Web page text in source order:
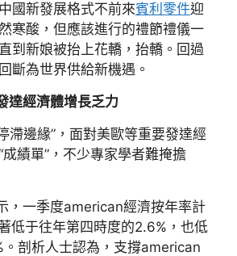
國新發展格式不前來賓利零件迎
寒酸，但應該進行的禮節禮儀一
到新娘被抬上花轎，抬轎。回過
斷為世界供給新機遇。
達經濟體增長乏力
滯邊緣”，面對美歐等重要發達經
績單”，不少專家學者難掩擔
，一季度american經濟按年率計
低于往年第四時度的2.6%，也低
。剖析人士認為，支撐american